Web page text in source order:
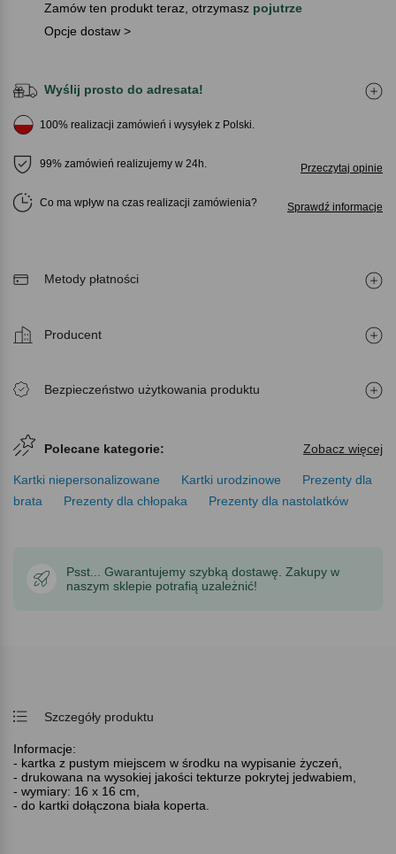
Zamów ten produkt teraz, otrzymasz pojutrze
Opcje dostaw >
Wyślij prosto do adresata!
100% realizacji zamówień i wysyłek z Polski.
99% zamówień realizujemy w 24h. Przeczytaj opinie
Co ma wpływ na czas realizacji zamówienia Sprawdź informacje
Metody płatności
Producent
Bezpieczeństwo użytkowania produktu
Polecane kategorie: Zobacz więcej
Kartki niepersonalizowane Kartki urodzinowe
Prezenty dla
brata
Prezenty dla chłopaka Prezenty dla nastolatków
Psst... Gwarantujemy szybką dostawę. Zakupy w
naszym sklepie potrafią uzależnić!
Szczegóły produktu
Informacje:
- kartka z pustym miejscem w środku na wypisanie życzeń,
- drukowana na wysokiej jakości tekturze pokrytej jedwabiem,
- wymiary: 16 x 16 cm,
- do kartki dołączona biała koperta.